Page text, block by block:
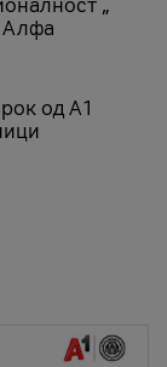
„
Алфа
од А1